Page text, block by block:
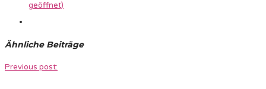
geöffnet)
Ähnliche Beiträge
Previous post: